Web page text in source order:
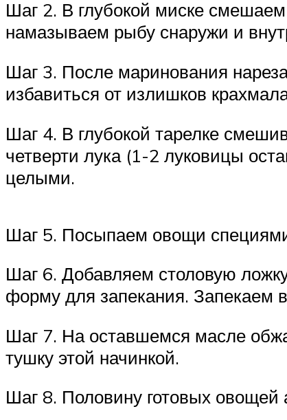
Шаг 2. В глубокой миске
намазываем рыбу снаружи и
Шаг 3. После маринования
избавиться от излишков
Шаг 4. В глубокой тарелке
четверти лука (1-2 луковицы
целыми.
Шаг 5. Посыпаем овощи
Шаг 6. Добавляем столовую
форму для запекания. Запекаем
Шаг 7. На оставшемся масле
тушку этой начинкой.
Шаг 8. Половину готовых